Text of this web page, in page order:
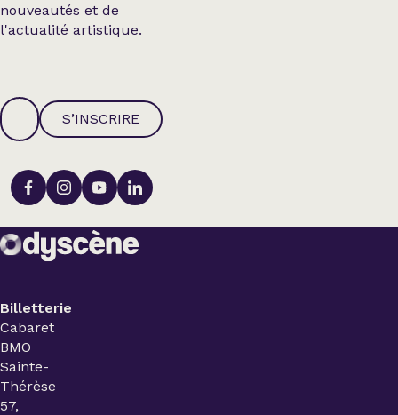
nouveautés et de
l'actualité artistique.
S’INSCRIRE
Billetterie
Cabaret
BMO
Sainte-
Thérèse
57,